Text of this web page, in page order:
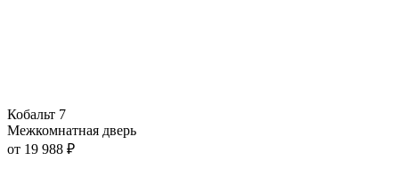
Кобальт 7
Межкомнатная дверь
от 19 988 ₽